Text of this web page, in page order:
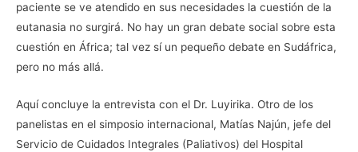
paciente se ve atendido en sus necesidades la cuestión de la
eutanasia no surgirá. No hay un gran debate social sobre esta
cuestión en África; tal vez sí un pequeño debate en Sudáfrica,
pero no más allá.
Aquí concluye la entrevista con el Dr. Luyirika. Otro de los
panelistas en el simposio internacional, Matías Najún, jefe del
Servicio de Cuidados Integrales (Paliativos) del Hospital